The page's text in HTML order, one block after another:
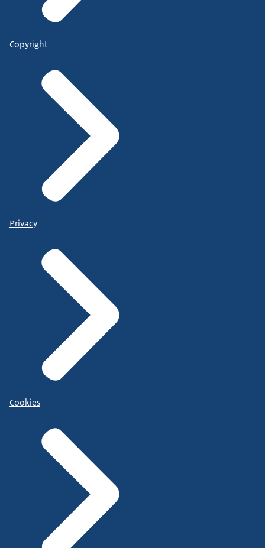
Copyright
Privacy
Cookies